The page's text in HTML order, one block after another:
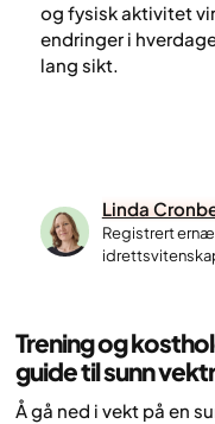
og fysisk aktivitet
endringer i
lang sikt.
Linda
Registrert
Trening og
guide til sunn
Å gå ned i vekt på en